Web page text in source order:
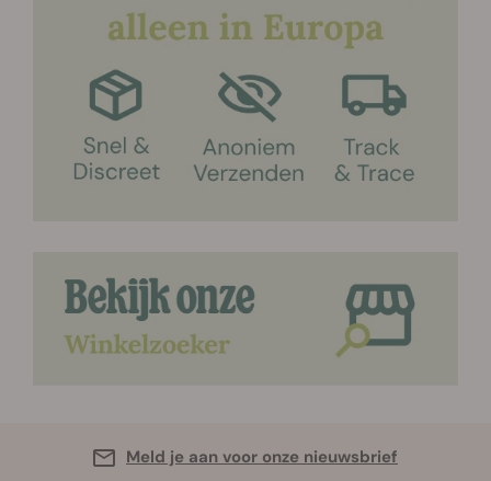
Meld je aan voor onze nieuwsbrief